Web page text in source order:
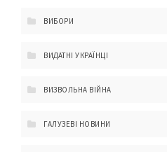
ВИБОРИ
ВИДАТНІ УКРАЇНЦІ
ВИЗВОЛЬНА ВІЙНА
ГАЛУЗЕВІ НОВИНИ